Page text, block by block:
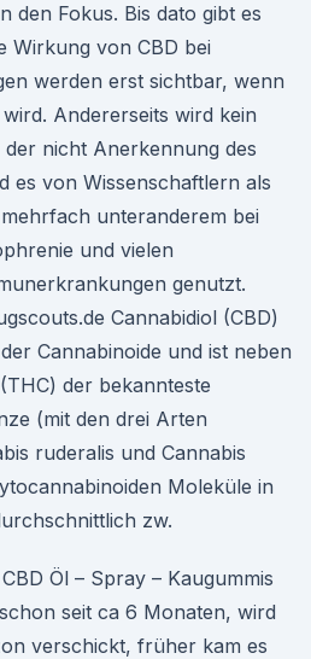
den Fokus. Bis dato gibt es
Wirkung von CBD bei
werden erst sichtbar, wenn
Andererseits wird kein
nicht Anerkennung des
es von Wissenschaftlern als
unteranderem bei
und vielen
genutzt.
Cannabidiol (CBD)
Cannabinoide und ist neben
der bekannteste
(mit den drei Arten
ruderalis und Cannabis
Moleküle in
zw.
Öl – Spray – Kaugummis
seit ca 6 Monaten, wird
verschickt, früher kam es